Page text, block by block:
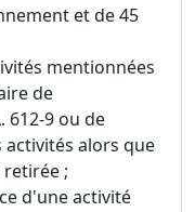
et de 45
mentionnées
de
612-9 ou de
activités alors que
;
d'une activité